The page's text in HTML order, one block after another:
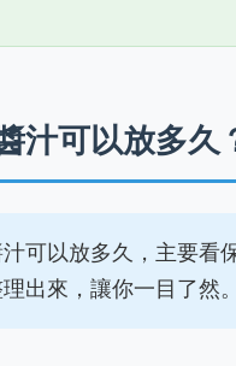
汁可以放多久
可以放多久，主要看
出來，讓你一目了然。